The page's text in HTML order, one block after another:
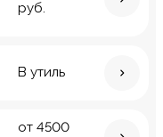
руб.
В утиль
от 4500